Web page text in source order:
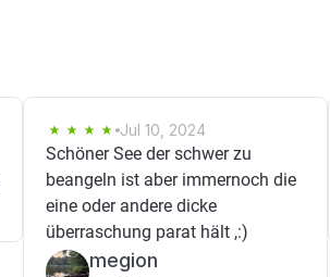
Jul 10, 2024
Schöner See der schwer zu
beangeln ist aber immernoch die
eine oder andere dicke
überraschung parat hält ,:)
megion